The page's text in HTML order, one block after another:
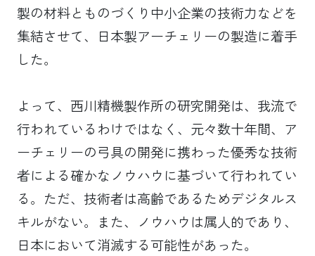
製の材料とものづくり中小企業の技術力などを
集結させて、日本製アーチェリーの製造に着手
した。
よって、西川精機製作所の研究開発は、我流で
行われているわけではなく、元々数十年間、ア
ーチェリーの弓具の開発に携わった優秀な技術
者による確かなノウハウに基づいて行われてい
る。ただ、技術者は高齢であるためデジタルス
キルがない。また、ノウハウは属人的であり、
日本において消滅する可能性があった。